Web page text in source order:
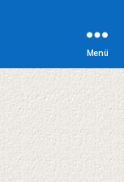
Menü